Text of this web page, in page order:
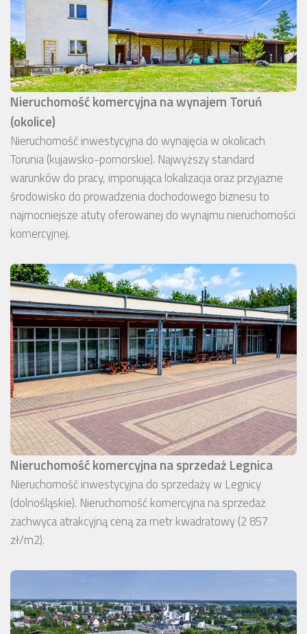
Nieruchomość komercyjna na wynajem Toruń
(okolice)
Nieruchomość inwestycyjna do wynajęcia w okolicach
Torunia (kujawsko-pomorskie). Najwyższy standard
warunków do pracy, imponująca lokalizacja oraz przyjazne
środowisko do prowadzenia dochodowego biznesu to
najmocniejsze atuty oferowanej do wynajmu nieruchomości
komercyjnej.
Nieruchomość komercyjna na sprzedaż Legnica
Nieruchomość inwestycyjna do sprzedaży w Legnicy
(dolnośląskie). Nieruchomość komercyjna na sprzedaż
zachwyca atrakcyjną ceną za metr kwadratowy (2 857
zł/m2).